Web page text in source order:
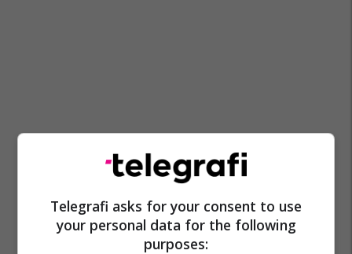
Telegrafi asks for your consent to use
your personal data for the following
purposes: